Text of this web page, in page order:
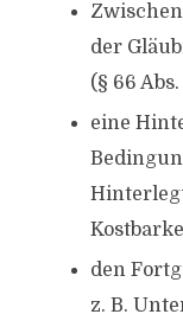
der
(§ 66
eine
den
z. B.